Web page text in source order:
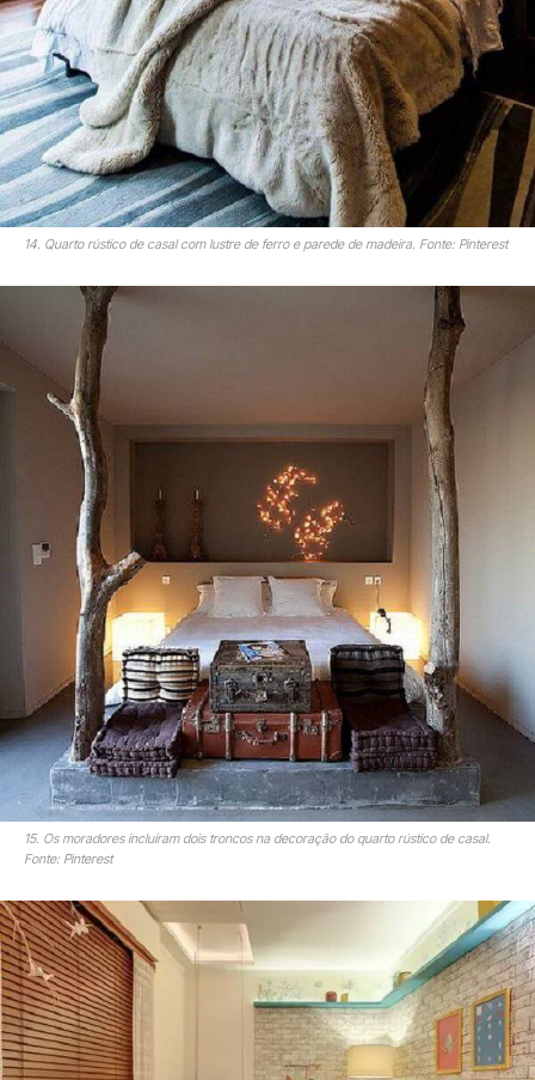
14. Quarto rústico de casal com lustre de ferro e parede de madeira. Fonte: Pinterest
15. Os moradores incluíram dois troncos na decoração do quarto rústico de casal.
Fonte: Pinterest